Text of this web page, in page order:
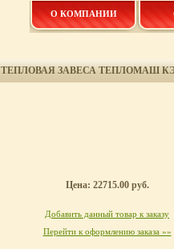
О КОМПАНИИ
ТЕПЛОВАЯ ЗАВЕСА ТЕПЛОМАШ
Цена: 22715.00 руб.
Добавить данный товар к заказу
Перейти к оформлению заказа »»